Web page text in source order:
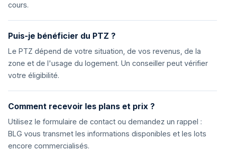
cours.
Puis-je bénéficier du PTZ ?
Le PTZ dépend de votre situation, de vos revenus, de la
zone et de l'usage du logement. Un conseiller peut vérifier
votre éligibilité.
Comment recevoir les plans et prix ?
Utilisez le formulaire de contact ou demandez un rappel :
BLG vous transmet les informations disponibles et les lots
encore commercialisés.